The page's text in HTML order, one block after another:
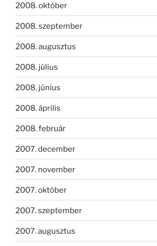
2008. október
2008. szeptember
2008. augusztus
2008. július
2008. június
2008. április
2008. február
2007. december
2007. november
2007. október
2007. szeptember
2007. augusztus